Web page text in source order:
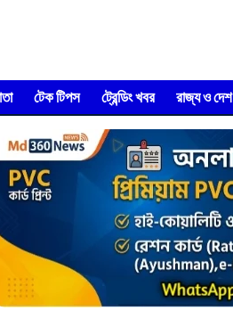
টেক টিপস ট্রেন্ডিং খবর রাজ্য ও দেশ